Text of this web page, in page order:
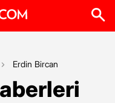
Erdin Bircan